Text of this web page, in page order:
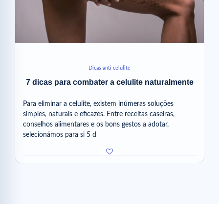
Dicas anti celulite
7 dicas para combater a celulite naturalmente
Para eliminar a celulite, existem inúmeras soluções
simples, naturais e eficazes. Entre receitas caseiras,
conselhos alimentares e os bons gestos a adotar,
selecionámos para si 5 d